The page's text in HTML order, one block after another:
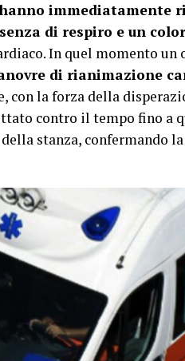
immediatamente
di respiro e un
In quel momento
di rianimazione
con la forza della
contro il tempo fino a
stanza, confermando